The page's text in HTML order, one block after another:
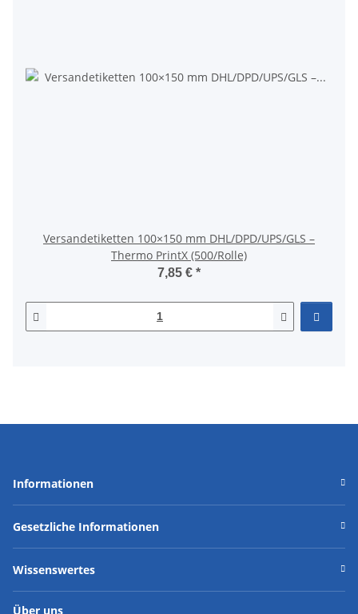
Versandetiketten 100×150 mm DHL/DPD/UPS/GLS –
Thermo PrintX (500/Rolle)
7,85 € *
Informationen
Gesetzliche Informationen
Wissenswertes
Über uns